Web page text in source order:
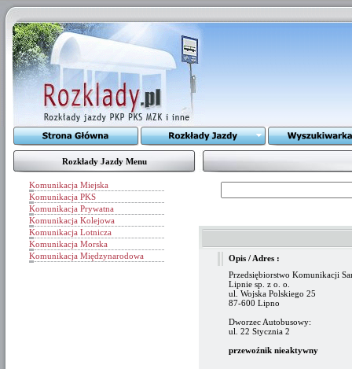
Rozkłady Jazdy Menu
Komunikacja Miejska
Komunikacja PKS
Komunikacja Prywatna
Komunikacja Kolejowa
Komunikacja Lotnicza
Komunikacja Morska
Komunikacja Międzynarodowa
Opis / Adres :
Przedsiębiorstwo Komunikacji
Lipnie sp. z o. o.
ul. Wojska Polskiego 25
87-600 Lipno
Dworzec Autobusowy:
ul. 22 Stycznia 2
przewoźnik nieaktywny